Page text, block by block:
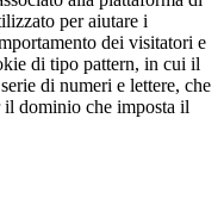
per aiutare i
dei visitatori e
di tipo pattern, in cui il
di numeri e lettere, che
dominio che imposta il